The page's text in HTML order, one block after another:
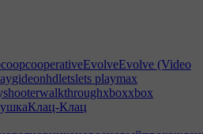
coopcooperativeEvolveEvolve (Video
gideonhdletslets playmax
shooterwalkthroughxboxxbox
Клац-Клац